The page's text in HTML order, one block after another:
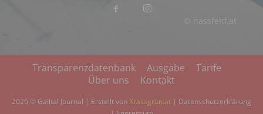
© nassfeld.at
Transparenzdatenbank Ausgabe
Tarife
Über uns
Kontakt
2026 © Gailtal Journal | Erstellt von Krassgrün.at | Datenschutzerklärung